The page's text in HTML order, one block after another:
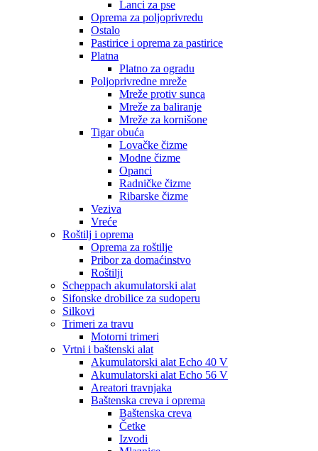
Lanci za pse
Oprema za poljoprivredu
Ostalo
Pastirice i oprema za pastirice
Platna
Platno za ogradu
Poljoprivredne mreže
Mreže protiv sunca
Mreže za baliranje
Mreže za kornišone
Tigar obuća
Lovačke čizme
Modne čizme
Opanci
Radničke čizme
Ribarske čizme
Veziva
Vreće
Roštilj i oprema
Oprema za roštilje
Pribor za domaćinstvo
Roštilji
Scheppach akumulatorski alat
Sifonske drobilice za sudoperu
Silkovi
Trimeri za travu
Motorni trimeri
Vrtni i baštenski alat
Akumulatorski alat Echo 40 V
Akumulatorski alat Echo 56 V
Areatori travnjaka
Baštenska creva i oprema
Baštenska creva
Četke
Izvodi